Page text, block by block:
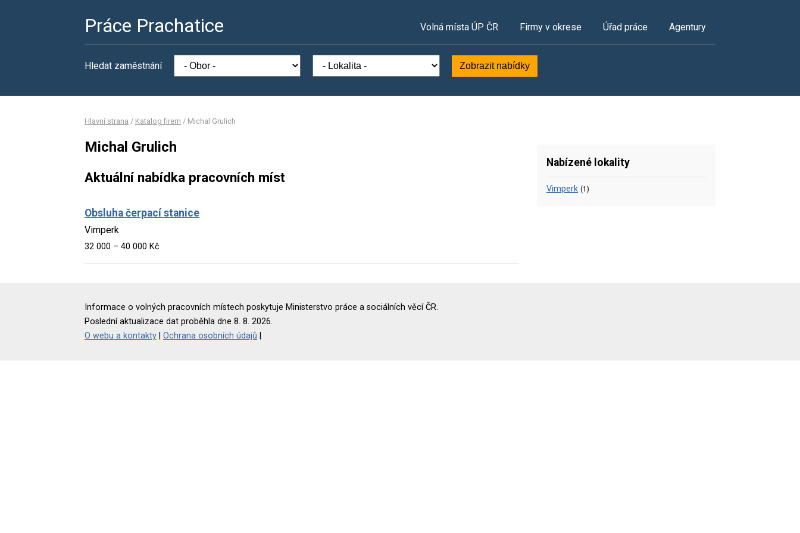
Práce Prachatice Volná místa ÚP ČR Firmy v okrese Úřad práce Agentury
Hledat zaměstnání Zobrazit nabídky
Hlavní strana / Katalog firem / Michal Grulich
Michal Grulich
Aktuální nabídka pracovních míst
Obsluha čerpací stanice
Vimperk
32 000 – 40 000 Kč
Nabízené lokality
Vimperk (1)
Informace o volných pracovních místech poskytuje Ministerstvo práce a sociálních věcí ČR.
Poslední aktualizace dat proběhla dne 8. 8. 2026.
O webu a kontakty
Ochrana osobních údajů